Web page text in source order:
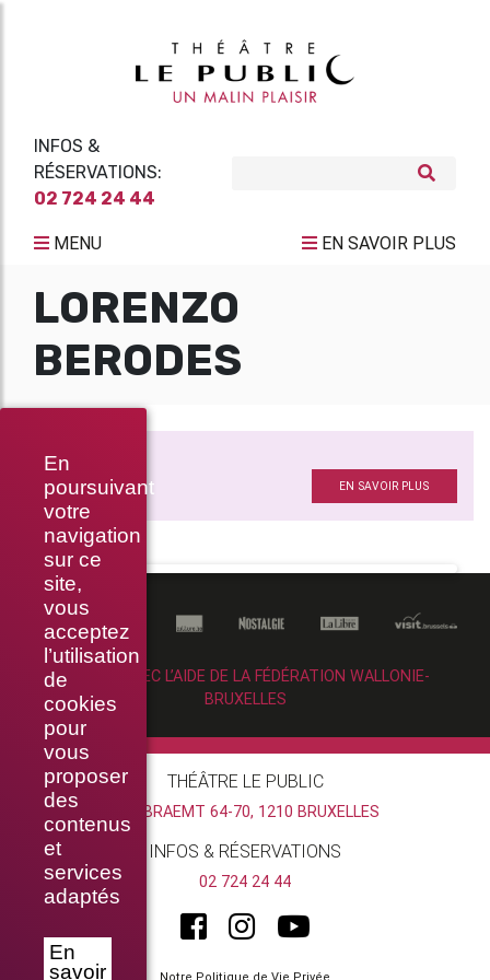
En
poursuivant
votre
navigation
sur ce
site,
vous
acceptez
l’utilisation
de
cookies
pour
vous
proposer
des
contenus
et
services
adaptés
En
savoir
INFOS &
RÉSERVATIONS:
02 724 24 44
MENU EN SAVOIR PLUS
LORENZO
BERODES
HORS-JEU
Régie EN SAVOIR PLUS
RÉALISÉ AVEC L’AIDE DE LA FÉDÉRATION WALLONIE-
BRUXELLES
THÉÂTRE LE PUBLIC
RUE BRAEMT 64-70, 1210 BRUXELLES
INFOS & RÉSERVATIONS
02 724 24 44
Notre Politique de Vie Privée